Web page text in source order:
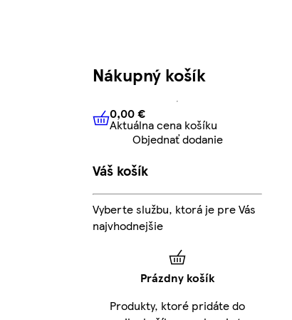
Nákupný košík
0,00 € Aktuálna cena košíku
0,00 €
Aktuálna cena košíku
Objednať dodanie
Váš košík
Vyberte službu, ktorá je pre Vás
najvhodnejšie
Prázdny košík
Produkty, ktoré pridáte do